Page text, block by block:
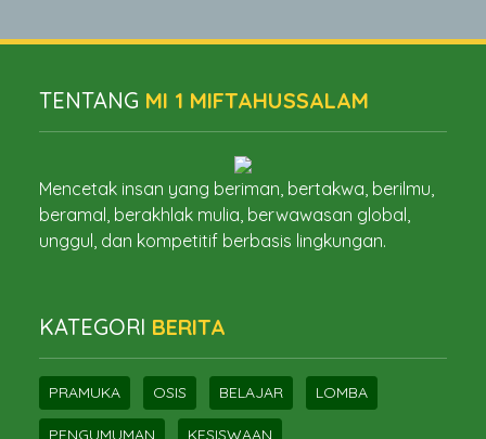
TENTANG MI 1 MIFTAHUSSALAM
Mencetak insan yang beriman, bertakwa, berilmu,
beramal, berakhlak mulia, berwawasan global,
unggul, dan kompetitif berbasis lingkungan.
KATEGORI BERITA
PRAMUKA OSIS BELAJAR LOMBA
PENGUMUMAN KESISWAAN